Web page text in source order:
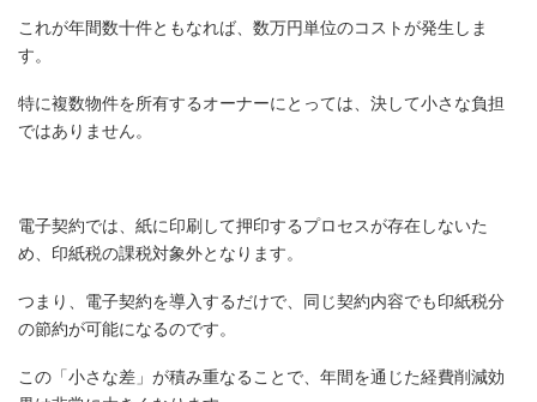
これが年間数十件ともなれば、数万円単位のコストが発生しま
す。
特に複数物件を所有するオーナーにとっては、決して小さな負担
ではありません。
電子契約では、紙に印刷して押印するプロセスが存在しないた
め、印紙税の課税対象外となります。
つまり、電子契約を導入するだけで、同じ契約内容でも印紙税分
の節約が可能になるのです。
この「小さな差」が積み重なることで、年間を通じた経費削減効